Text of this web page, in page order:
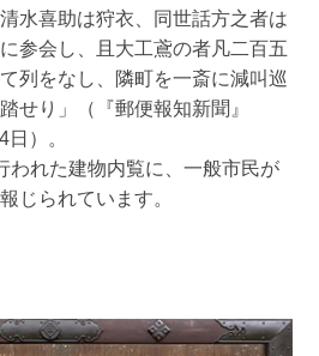
水喜助は狩衣、同世話方之者は
参会し、且大工鳶の者凡二百五
列をなし、隣町を一斎に減叫巡
せり」（『郵便報知新聞』
）。
われた建物内覧に、一般市民が
じられています。